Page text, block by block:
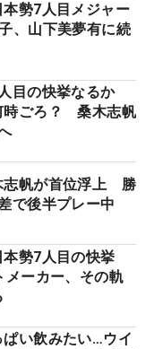
勢7人目メジャー
、山下美夢有に続
目の快挙なるか
時ごろ？ 桑木志帆
志帆が首位浮上 勝
で後半プレー中
本勢7人目の快挙
メーカー、その軌
ぱい飲みたい…ウイ